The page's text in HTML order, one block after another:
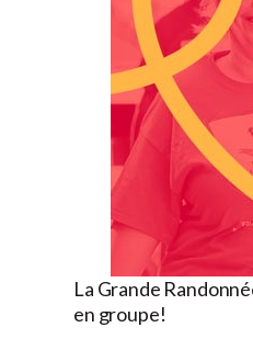
La Grande
en groupe!